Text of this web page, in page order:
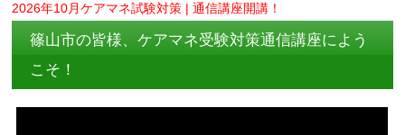
2026年10月ケアマネ試験対策 | 通信講座開講！
篠山市の皆様、ケアマネ受験対策通信講座によう
こそ！